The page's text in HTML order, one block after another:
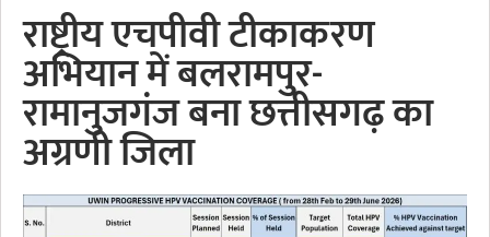
राष्ट्रीय एचपीवी टीकाकरण
अभियान में बलरामपुर-
रामानुजगंज बना छत्तीसगढ़ का
अग्रणी जिला